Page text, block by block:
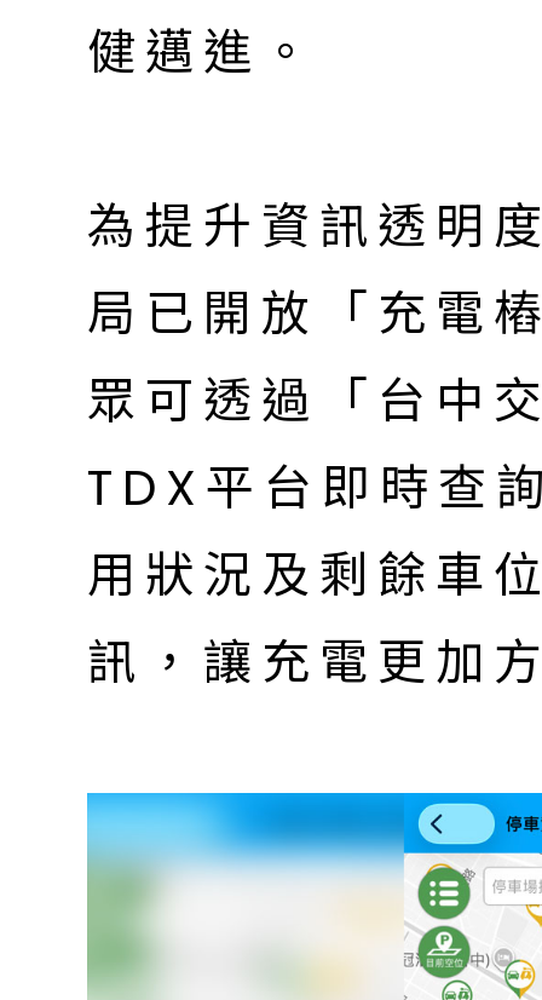
健邁進。
為提升資訊透明
局已開放「充電
眾可透過「台中
TDX平台即時查
用狀況及剩餘車
訊，讓充電更加